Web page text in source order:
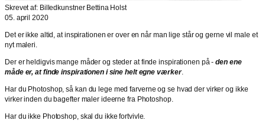
Skrevet af: Billedkunstner Bettina Holst
05. april 2020
Det er ikke altid, at inspirationen er over en når man lige står og gerne vil male et
nyt maleri.
Der er heldigvis mange måder og steder at finde inspirationen på -den ene
måde er, at finde inspirationen i sine helt egne værker.
Har du Photoshop, så kan du lege med farverne og se hvad der virker og ikke
virker inden du bagefter maler ideerne fra Photoshop.
Har du ikke Photoshop, skal du ikke fortvivle.